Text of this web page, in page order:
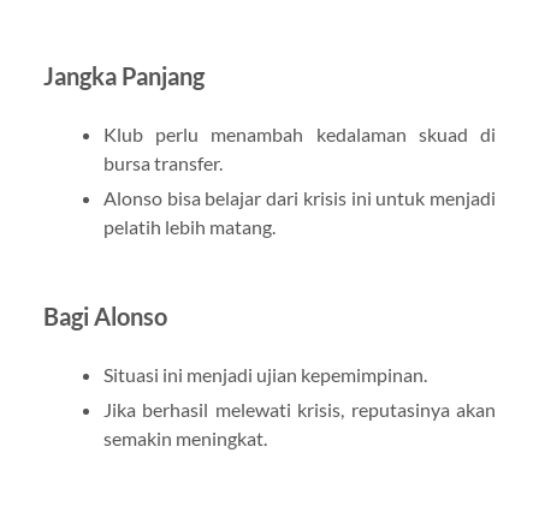
Jangka Panjang
Klub perlu menambah kedalaman skuad di
bursa transfer.
Alonso bisa belajar dari krisis ini untuk menjadi
pelatih lebih matang.
Bagi Alonso
Situasi ini menjadi ujian kepemimpinan.
Jika berhasil melewati krisis, reputasinya akan
semakin meningkat.